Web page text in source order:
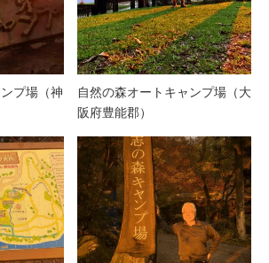
プ場（神
自然の森オートキャンプ場（大
阪府豊能郡）